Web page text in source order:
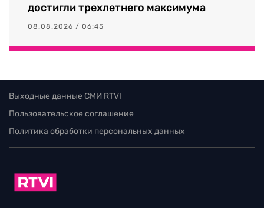
достигли трехлетнего максимума
08.08.2026 / 06:45
Выходные данные СМИ RTVI
Пользовательское соглашение
Политика обработки персональных данных